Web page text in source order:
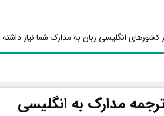
انگلیسی زبان به مدارک شما نیاز داشته
مدارک به انگلیسی